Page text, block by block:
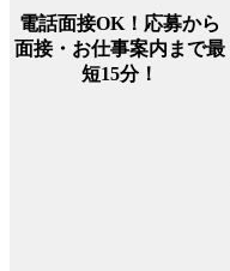
電話面接OK！応募から
面接・お仕事案内まで最
短15分！